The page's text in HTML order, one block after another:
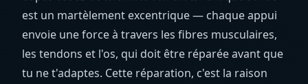
est un martèlement excentrique — chaque appui
envoie une force à travers les fibres musculaires,
les tendons et l'os, qui doit être réparée avant que
tu ne t'adaptes. Cette réparation, c'est la raison